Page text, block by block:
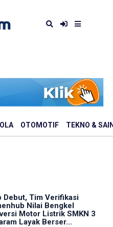
OTOMOTIF TEKNO &
Debut, Tim Verifikasi
Nilai Bengkel
Motor Listrik SMKN 3
Layak Berser...